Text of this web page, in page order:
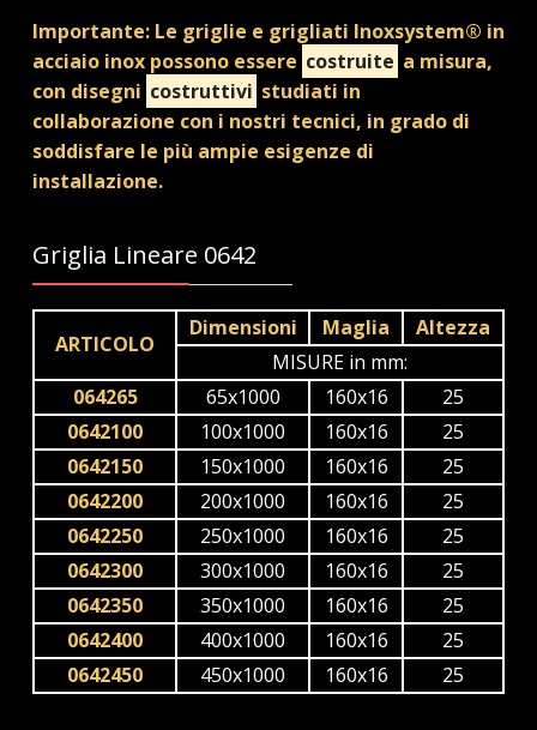
Importante: Le griglie e grigliati Inoxsystem® in
acciaio inox possono essere costruite a misura,
con disegni costruttivi studiati in
collaborazione con i nostri tecnici, in grado di
soddisfare le più ampie esigenze di
installazione.
Griglia Lineare 0642
ARTICOLO
Dimensioni Maglia
Altezza
MISURE in mm:
064265
65x1000 160x16
25
0642100
100x1000 160x16
25
0642150
150x1000 160x16
25
0642200
200x1000 160x16
25
0642250
250x1000 160x16
25
0642300
300x1000 160x16
25
0642350
350x1000 160x16
25
0642400
400x1000 160x16
25
0642450
450x1000 160x16 25